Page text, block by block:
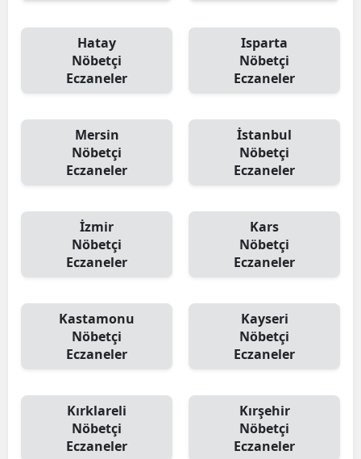
Hatay
Nöbetçi
Eczaneler
Isparta
Nöbetçi
Eczaneler
Mersin
Nöbetçi
Eczaneler
İstanbul
Nöbetçi
Eczaneler
İzmir
Nöbetçi
Eczaneler
Kars
Nöbetçi
Eczaneler
Kastamonu
Nöbetçi
Eczaneler
Kayseri
Nöbetçi
Eczaneler
Kırklareli
Nöbetçi
Eczaneler
Kırşehir
Nöbetçi
Eczaneler